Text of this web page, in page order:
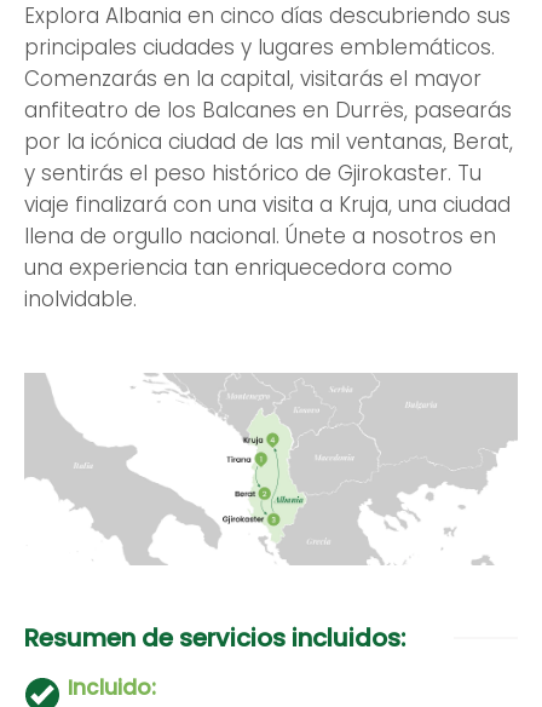
Explora Albania en cinco días descubriendo sus
principales ciudades y lugares emblemáticos.
Comenzarás en la capital, visitarás el mayor
anfiteatro de los Balcanes en Durrës, pasearás
por la icónica ciudad de las mil ventanas, Berat,
y sentirás el peso histórico de Gjirokaster. Tu
viaje finalizará con una visita a Kruja, una ciudad
llena de orgullo nacional. Únete a nosotros en
una experiencia tan enriquecedora como
inolvidable.
Resumen de servicios incluidos:
Incluido: